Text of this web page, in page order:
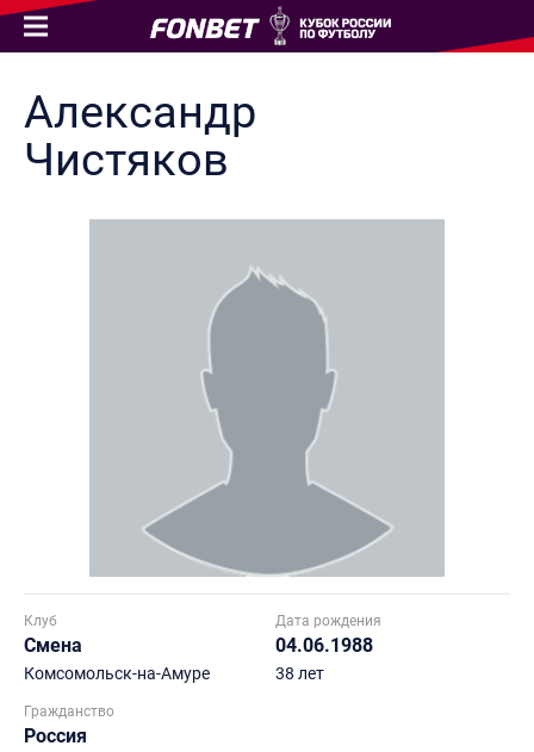
Александр
Чистяков
Клуб
Смена
Комсомольск-на-Амуре
Дата рождения
04.06.1988
38 лет
Гражданство
Россия